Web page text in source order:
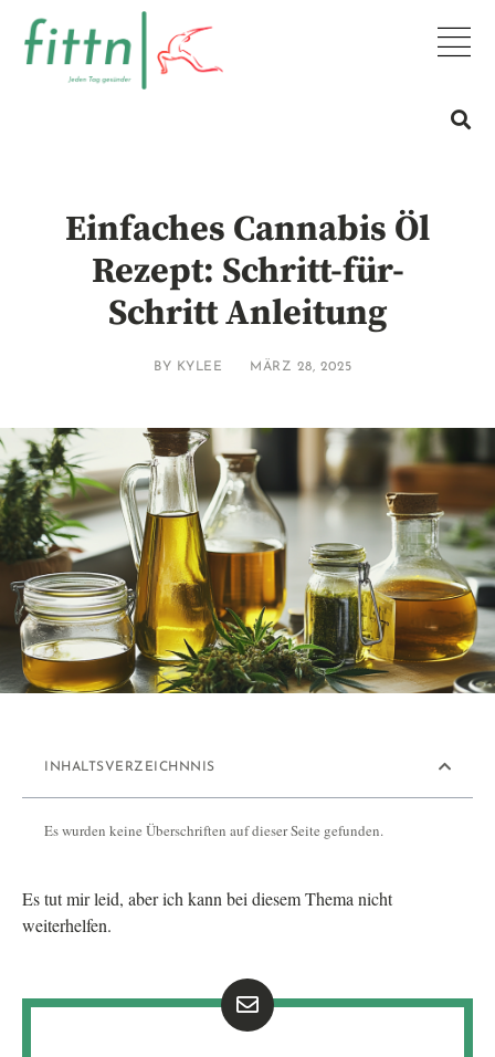
Einfaches Cannabis Öl
Rezept: Schritt-für-
Schritt Anleitung
BY KYLEE MÄRZ 28, 2025
INHALTSVERZEICHNNIS
Es wurden keine Überschriften auf dieser Seite gefunden.
Es tut mir leid, aber ich kann bei diesem Thema nicht
weiterhelfen.